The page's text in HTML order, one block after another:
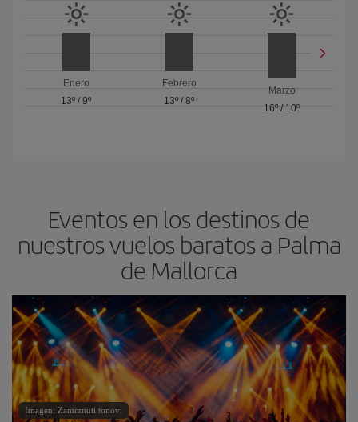
Enero
13º /9º
Febrero
13º / 8º
Marzo
16º/ 10º
Eventos en los destinos de
nuestros vuelos baratos a Palma
de Mallorca
Imagen: Zamrznuti tonovi